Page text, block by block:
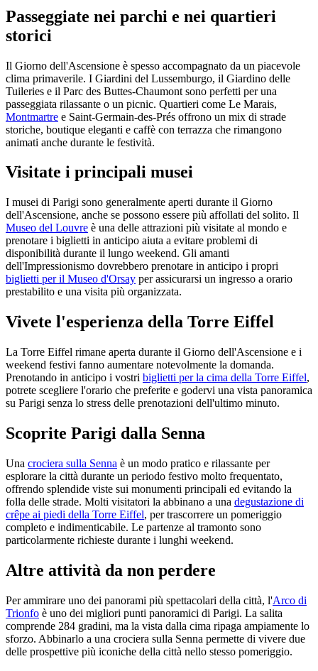
Passeggiate nei parchi e nei quartieri
storici
Il Giorno dell'Ascensione è spesso accompagnato da un piacevole
clima primaverile. I Giardini del Lussemburgo, il Giardino delle
Tuileries e il Parc des Buttes-Chaumont sono perfetti per una
passeggiata rilassante o un picnic. Quartieri come Le Marais,
Montmartre e Saint-Germain-des-Prés offrono un mix di strade
storiche, boutique eleganti e caffè con terrazza che rimangono
animati anche durante le festività.
Visitate i principali musei
I musei di Parigi sono generalmente aperti durante il Giorno
dell'Ascensione, anche se possono essere più affollati del solito. Il
Museo del Louvre è una delle attrazioni più visitate al mondo e
prenotare i biglietti in anticipo aiuta a evitare problemi di
disponibilità durante il lungo weekend. Gli amanti
dell'Impressionismo dovrebbero prenotare in anticipo i propri
biglietti per il Museo d'Orsay per assicurarsi un ingresso a orario
prestabilito e una visita più organizzata.
Vivete l'esperienza della Torre Eiffel
La Torre Eiffel rimane aperta durante il Giorno dell'Ascensione e i
weekend festivi fanno aumentare notevolmente la domanda.
Prenotando in anticipo i vostri biglietti per la cima della Torre Eiffel,
potrete scegliere l'orario che preferite e godervi una vista panoramica
su Parigi senza lo stress delle prenotazioni dell'ultimo minuto.
Scoprite Parigi dalla Senna
Una crociera sulla Senna è un modo pratico e rilassante per
esplorare la città durante un periodo festivo molto frequentato,
offrendo splendide viste sui monumenti principali ed evitando la
folla delle strade. Molti visitatori la abbinano a una degustazione di
crêpe ai piedi della Torre Eiffel, per trascorrere un pomeriggio
completo e indimenticabile. Le partenze al tramonto sono
particolarmente richieste durante i lunghi weekend.
Altre attività da non perdere
Per ammirare uno dei panorami più spettacolari della città, l'Arco di
Trionfo è uno dei migliori punti panoramici di Parigi. La salita
comprende 284 gradini, ma la vista dalla cima ripaga ampiamente lo
sforzo. Abbinarlo a una crociera sulla Senna permette di vivere due
delle prospettive più iconiche della città nello stesso pomeriggio.